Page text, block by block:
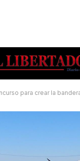
para crear la bandera de la